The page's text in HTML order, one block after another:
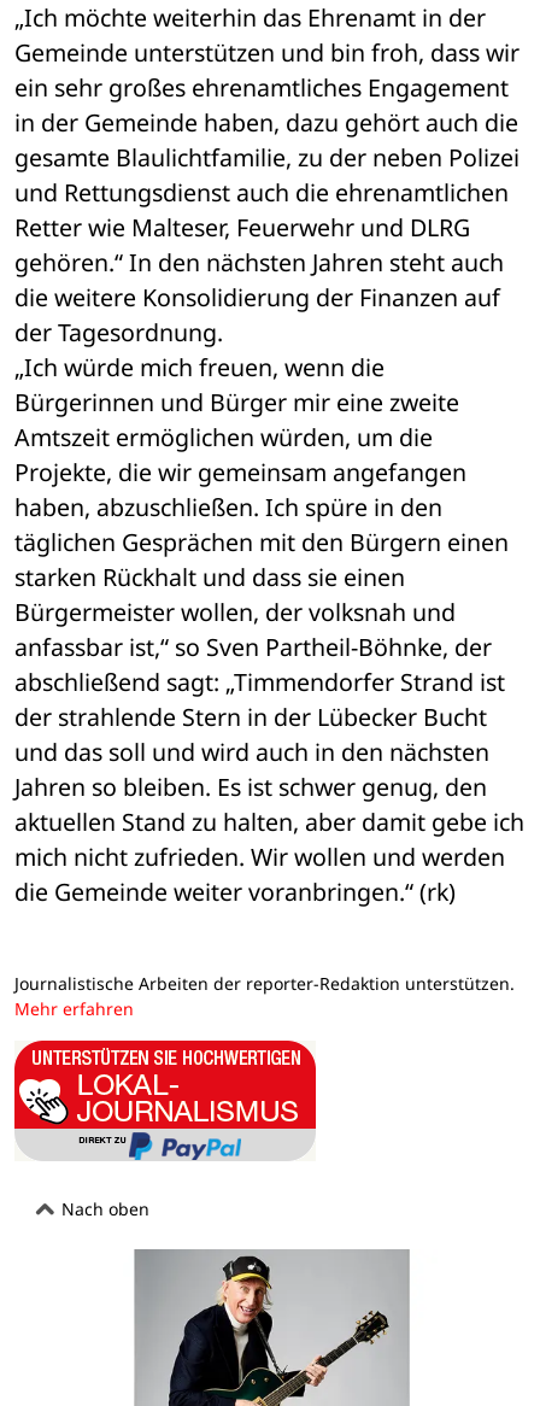
„Ich möchte weiterhin das Ehrenamt in der
Gemeinde unterstützen und bin froh, dass wir
ein sehr großes ehrenamtliches Engagement
in der Gemeinde haben, dazu gehört auch die
gesamte Blaulichtfamilie, zu der neben Polizei
und Rettungsdienst auch die ehrenamtlichen
Retter wie Malteser, Feuerwehr und DLRG
gehören.“ In den nächsten Jahren steht auch
die weitere Konsolidierung der Finanzen auf
der Tagesordnung.
„Ich würde mich freuen, wenn die
Bürgerinnen und Bürger mir eine zweite
Amtszeit ermöglichen würden, um die
Projekte, die wir gemeinsam angefangen
haben, abzuschließen. Ich spüre in den
täglichen Gesprächen mit den Bürgern einen
starken Rückhalt und dass sie einen
Bürgermeister wollen, der volksnah und
anfassbar ist,“ so Sven Partheil-Böhnke, der
abschließend sagt: „Timmendorfer Strand ist
der strahlende Stern in der Lübecker Bucht
und das soll und wird auch in den nächsten
Jahren so bleiben. Es ist schwer genug, den
aktuellen Stand zu halten, aber damit gebe ich
mich nicht zufrieden. Wir wollen und werden
die Gemeinde weiter voranbringen.“ (rk)
Journalistische Arbeiten der reporter-Redaktion unterstützen.
Mehr erfahren
Nach oben